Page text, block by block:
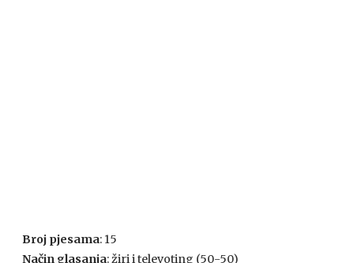
Broj pjesama: 15
Način glasanja: žiri i televoting (50-50)